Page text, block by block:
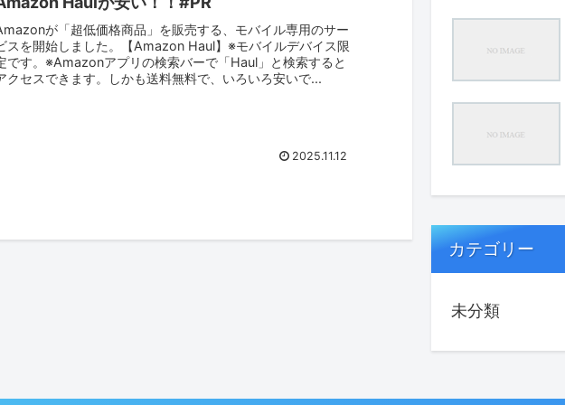
が「超低価格商品」を販売する、モバイル専用のサー
スを開始しました。【Amazon Haul】※モバイルデバイス限
です。※Amazonアプリの検索バーで「Haul」と検索すると
クセスできます。しかも送料無料で、いろいろ安いで...
2025.11.12
カテゴリー
未分類